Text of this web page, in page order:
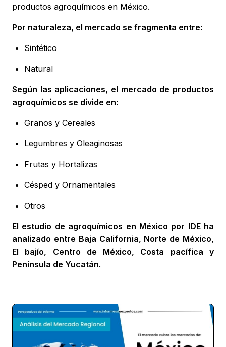
productos agroquímicos en México.
Por naturaleza, el mercado se fragmenta entre:
Sintético
Natural
Según las aplicaciones, el mercado de productos
agroquímicos se divide en:
Granos y Cereales
Legumbres y Oleaginosas
Frutas y Hortalizas
Césped y Ornamentales
Otros
El estudio de agroquímicos en México por IDE ha
analizado entre Baja California, Norte de México,
El bajío, Centro de México, Costa pacífica y
Península de Yucatán.